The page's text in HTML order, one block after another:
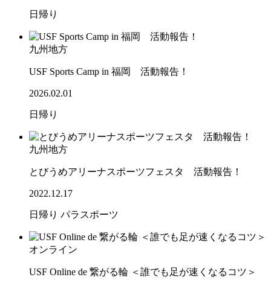
日帰り
九州地方
USF Sports Camp in 福岡 活動報告！
2026.02.01
日帰り
九州地方
とびうめアリーナスポーツフェスタ 活動報告！
2022.12.17
日帰り パラスポーツ
オンライン
USF Online de 繋がる輪 ＜誰でも足が速くなるコツ＞